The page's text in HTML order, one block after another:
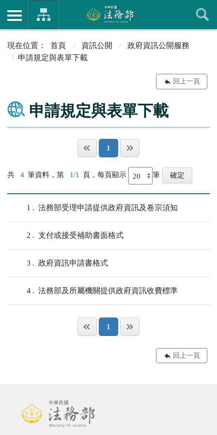
首頁 資訊公開
政府資訊公開服務
申請規定與表單下載
回上一頁
申請規定與表單下載
1
共 4 筆資料，第 1/1 頁，每頁顯示 筆
1 法務部受理申請提供政府資訊及卷宗須知
2 支付或接受補助書面格式
3 政府資訊申請書格式
4 法務部及所屬機關提供政府資訊收費標準
1
回上一頁